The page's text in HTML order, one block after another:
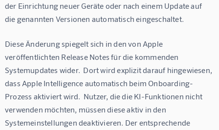
der Einrichtung neuer Geräte oder nach einem Update auf
die genannten Versionen automatisch eingeschaltet.
Diese Änderung spiegelt sich in den von Apple
veröffentlichten Release Notes für die kommenden
Systemupdates wider.  Dort wird explizit darauf hingewiesen,
dass Apple Intelligence automatisch beim Onboarding-
Prozess aktiviert wird.  Nutzer, die die KI-Funktionen nicht
verwenden möchten, müssen diese aktiv in den
Systemeinstellungen deaktivieren. Der entsprechende